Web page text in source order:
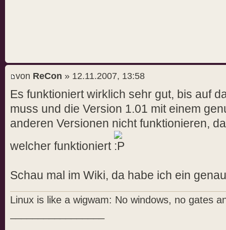
von ReCon » 12.11.2007, 13:58
Es funktioniert wirklich sehr gut, bis auf
muss und die Version 1.01 mit einem
anderen Versionen nicht funktionieren,
welcher funktioniert
Schau mal im Wiki, da habe ich ein
Linux is like a wigwam: No windows, no gates